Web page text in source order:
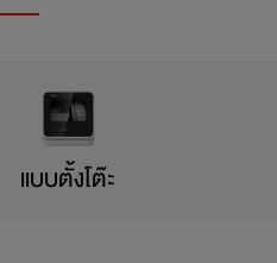
แบบตั้งโต๊ะ